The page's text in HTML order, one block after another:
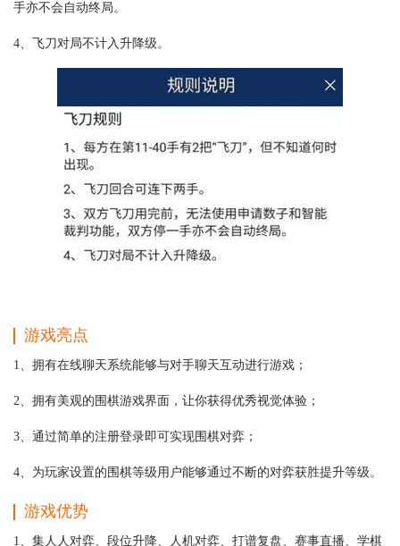
手亦不会自动终局。
4、飞刀对局不计入升降级。
游戏亮点
1、拥有在线聊天系统能够与对手聊天互动进行游戏；
2、拥有美观的围棋游戏界面，让你获得优秀视觉体验；
3、通过简单的注册登录即可实现围棋对弈；
4、为玩家设置的围棋等级用户能够通过不断的对弈获胜提升等级。
游戏优势
1、集人人对弈、段位升降、人机对弈、打谱复盘、赛事直播、学棋